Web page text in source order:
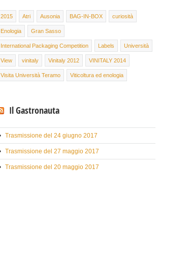
2015 Atri Ausonia BAG-IN-BOX curiosità
Enologia Gran Sasso
International Packaging Competition Labels Università
View vinitaly Vinitaly 2012 VINITALY 2014
Visita Università Teramo Viticoltura ed enologia
Il Gastronauta
Trasmissione del 24 giugno 2017
Trasmissione del 27 maggio 2017
Trasmissione del 20 maggio 2017